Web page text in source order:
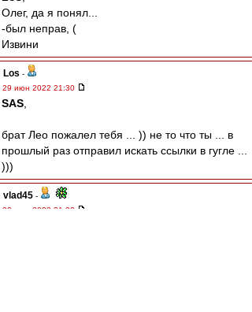
Олег, да я понял...
-был неправ, (
Извини
Los -
29 июн 2022 21:30
SAS
брат Лео пожалел тебя ... )) не то что ты ... в
прошлый раз отправил искать ссылки в гугле ...
)))
vlad45 -
29 июн 2022 21:22